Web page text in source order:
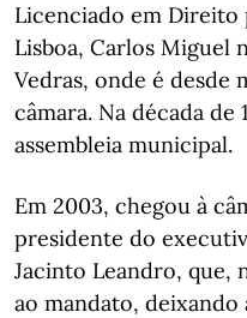
Licenciado em Direito
Lisboa, Carlos Miguel
Vedras, onde é desde
câmara. Na década
assembleia municipal.
Em 2003, chegou à
presidente do
Jacinto Leandro, que,
ao mandato, deixando